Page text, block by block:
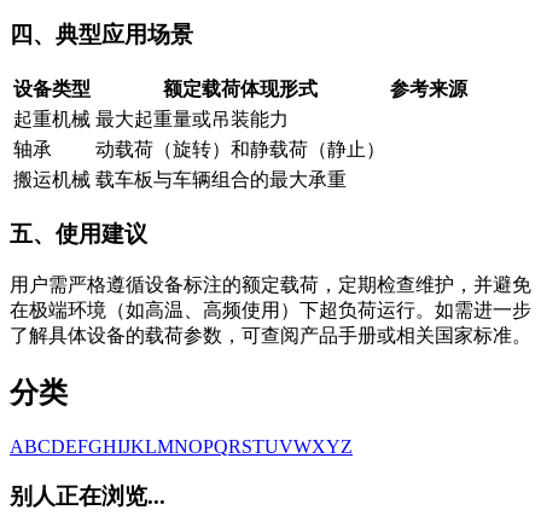
四、典型应用场景
设备类型 额定载荷体现形式
参考来源
起重机械 最大起重量或吊装能力
轴承
动载荷（旋转）和静载荷（静止）
搬运机械 载车板与车辆组合的最大承重
五、使用建议
用户需严格遵循设备标注的额定载荷，定期检查维护，并避免
在极端环境（如高温、高频使用）下超负荷运行。如需进一步
了解具体设备的载荷参数，可查阅产品手册或相关国家标准。
分类
ABCDEFGHIJKLMNOPQRSTUVWXYZ
别人正在浏览...